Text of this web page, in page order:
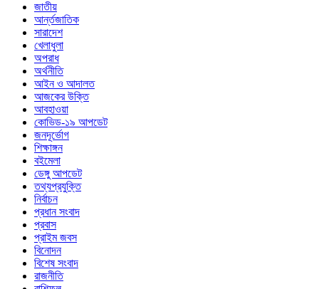
জাতীয়
আর্ন্তজাতিক
সারাদেশ
খেলাধুলা
অপরাধ
অর্থনীতি
আইন ও আদালত
আজকের উক্তি
আবহাওয়া
কোভিড-১৯ আপডেট
জনদূর্ভোগ
শিক্ষাঙ্গন
বইমেলা
ডেঙ্গু আপডেট
তথ্যপ্রযুক্তি
নির্বাচন
প্রধান সংবাদ
প্রবাস
প্রাইম জবস
বিনোদন
বিশেষ সংবাদ
রাজনীতি